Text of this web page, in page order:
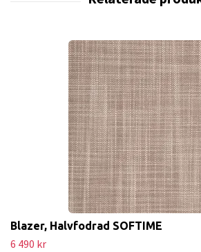
Blazer, Halvfodrad SOFTIME
6 490 kr